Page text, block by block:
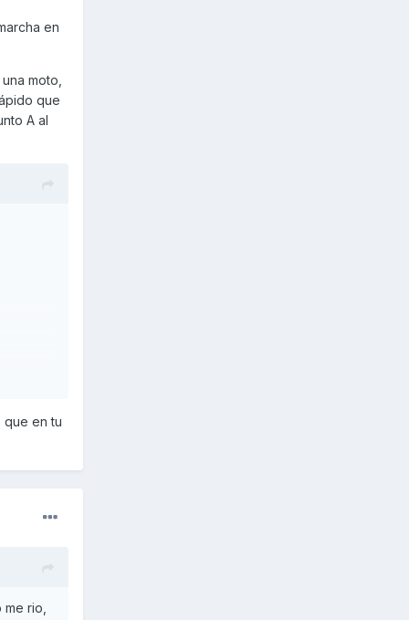
en
moto,
que
A al
que en tu
rio,